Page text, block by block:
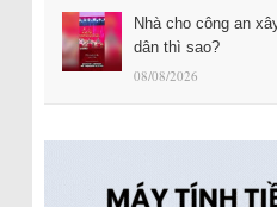
Nhà cho công an
dân thì sao?
08/08/2026